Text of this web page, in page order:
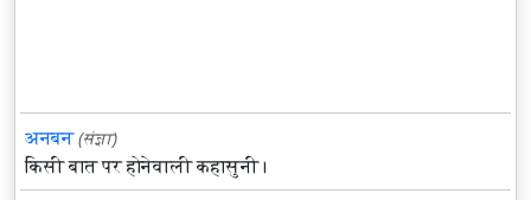
अनबन (संज्ञा)
किसी बात पर होनेवाली कहासुनी।